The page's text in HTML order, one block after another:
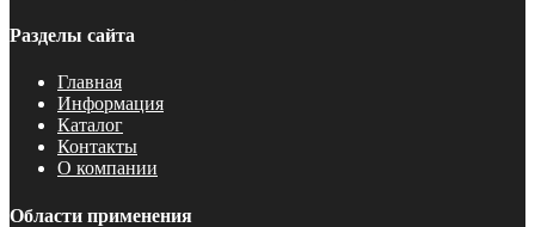
Разделы сайта
Главная
Информация
Каталог
Контакты
О компании
Области применения